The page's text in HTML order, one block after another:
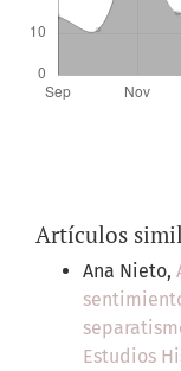
Artículos
Ana Nieto,
Estudios